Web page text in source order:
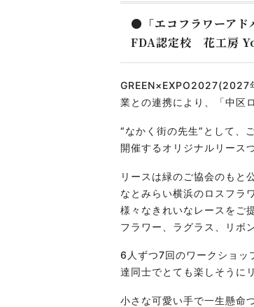
● 「エコフラワーアド
FDA認定校 花工房
GREEN×EXPO2027(2027
業との連携により、「中区
“なかく街の先生”として、
開催するオリジナルリース
リースは緑のご協会のもと
なとみらい横浜のロスフラ
様々なきれいなレースをご
フラワー、ラグラス、リボ
6人ずつ7回のワークショッ
達同士でとても楽しそうに
小さな可愛い手で一生懸命